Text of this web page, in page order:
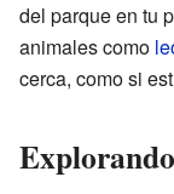
del parque en tu
animales como
cerca, como si